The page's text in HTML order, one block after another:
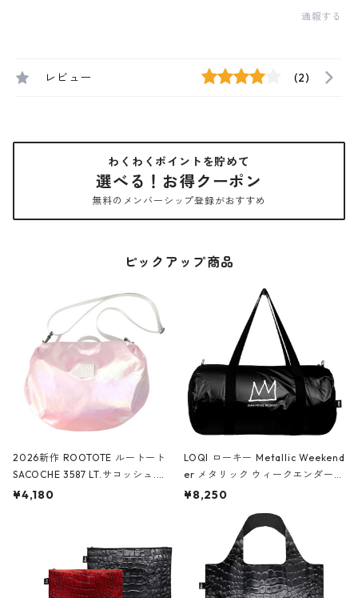
通報する
レビュー (2)
わくわくポイントを貯めて
選べる！お得クーポン
無料のメンバーシップ登録がおすすめ
ピックアップ商品
2026新作 ROOTOTE ルートート
SACOCHE 3587 LT.サコッシュ.ル
ミエ-B ショルダーバッグ グロスピ
¥4,180
LOQI ローキー Metallic Weekend
er メタリック ウィークエンダー
ボストンバッグ ショルダーバッグ
Black ジャン=ミッシェル・バスキ
ア/クラウン ブラック
¥8,250